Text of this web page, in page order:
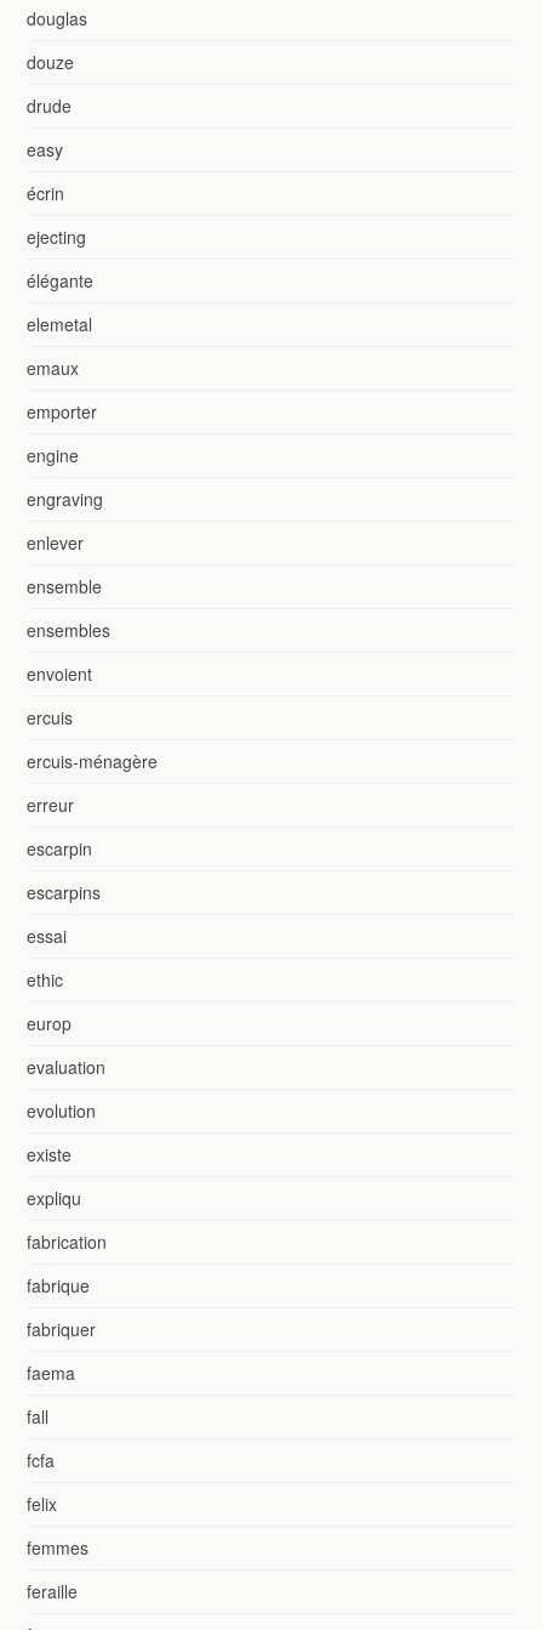
douglas
douze
drude
easy
écrin
ejecting
élégante
elemetal
emaux
emporter
engine
engraving
enlever
ensemble
ensembles
envoient
ercuis
ercuis-ménagère
erreur
escarpin
escarpins
essai
ethic
europ
evaluation
evolution
existe
expliqu
fabrication
fabrique
fabriquer
faema
fall
fcfa
felix
femmes
feraille